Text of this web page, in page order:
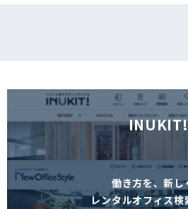
INUKIT!
働き方を、新し
レンタルオフィス検